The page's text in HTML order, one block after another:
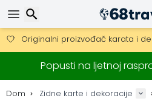
Besplatna dostava za narudžbe
Mogućnost slanja DHL Expressom
30 dana za povrat, 90 dana za
Originalni proizvođač karata i
Popusti na ljetnoj
Dom Zidne karte i dekoracije
Traži